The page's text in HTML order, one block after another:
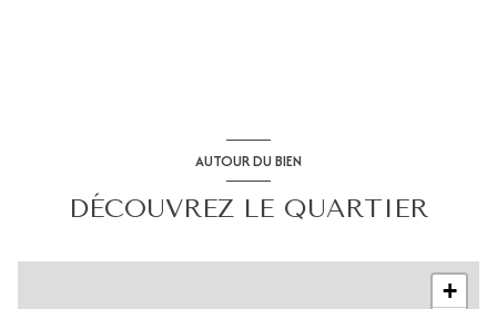
AUTOUR DU BIEN
DÉCOUVREZ LE QUARTIER
+